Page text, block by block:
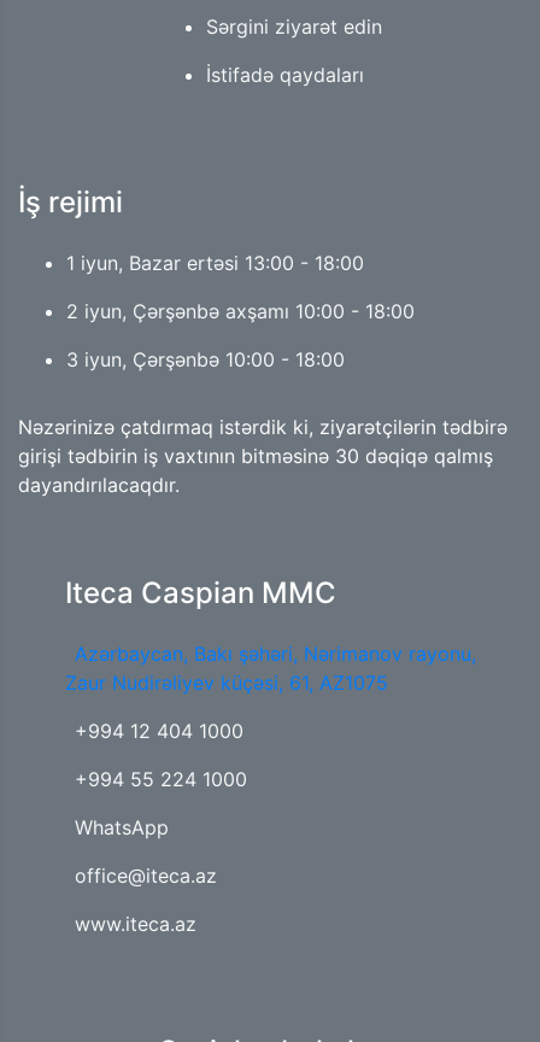
Sərgini ziyarət edin
İstifadə qaydaları
İş rejimi
1 iyun, Bazar ertəsi 13:00 - 18:00
2 iyun, Çərşənbə axşamı 10:00 - 18:00
3 iyun, Çərşənbə 10:00 - 18:00
Nəzərinizə çatdırmaq istərdik ki, ziyarətçilərin tədbirə
girişi tədbirin iş vaxtının bitməsinə 30 dəqiqə qalmış
dayandırılacaqdır.
Iteca Caspian MMC
Azərbaycan, Bakı şəhəri, Nərimanov rayonu,
Zaur Nudirəliyev küçəsi, 61, AZ1075
+994 12 404 1000
+994 55 224 1000
WhatsApp
office@iteca.az
www.iteca.az